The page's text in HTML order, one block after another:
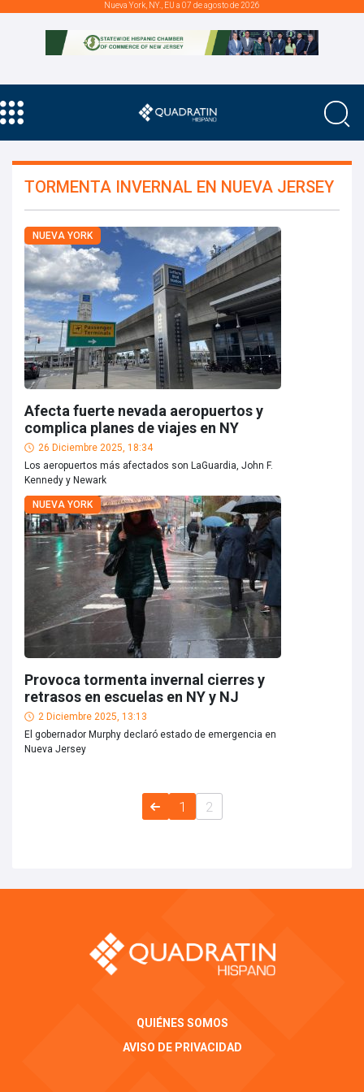
Nueva York, NY., EU a 07 de agosto de 2026
TORMENTA INVERNAL EN NUEVA JERSEY
NUEVA YORK
Afecta fuerte nevada aeropuertos y
complica planes de viajes en NY
26 Diciembre 2025, 18:34
Los aeropuertos más afectados son LaGuardia, John F.
Kennedy y Newark
NUEVA YORK
Provoca tormenta invernal cierres y
retrasos en escuelas en NY y NJ
2 Diciembre 2025, 13:13
El gobernador Murphy declaró estado de emergencia en
Nueva Jersey
1 2
QUIÉNES SOMOS
AVISO DE PRIVACIDAD